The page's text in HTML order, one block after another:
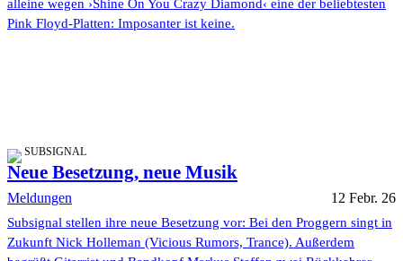
alleine wegen ›Shine On You Crazy Diamond‹ eine der beliebtesten
Pink Floyd-Platten: Imposanter ist keine.
SUBSIGNAL
Neue Besetzung, neue Musik
Meldungen 12 Febr. 26
Subsignal stellen ihre neue Besetzung vor: Bei den Proggern singt in
Zukunft Nick Holleman (Vicious Rumors, Trance). Außerdem